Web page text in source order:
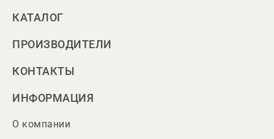
КАТАЛОГ
ПРОИЗВОДИТЕЛИ
КОНТАКТЫ
ИНФОРМАЦИЯ
О компании